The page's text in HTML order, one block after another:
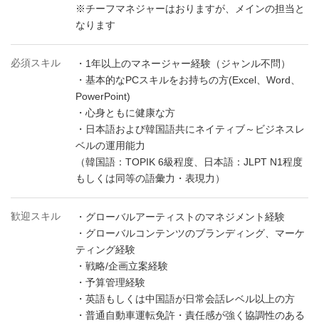
※チーフマネジャーはおりますが、メインの担当と
なります
必須スキル
・1年以上のマネージャー経験（ジャンル不問）
・基本的なPCスキルをお持ちの方(Excel、Word、
PowerPoint)
・心身ともに健康な方
・日本語および韓国語共にネイティブ～ビジネスレ
ベルの運用能力
（韓国語：TOPIK 6級程度、日本語：JLPT N1程度
もしくは同等の語彙力・表現力）
歓迎スキル
・グローバルアーティストのマネジメント経験
・グローバルコンテンツのブランディング、マーケ
ティング経験
・戦略/企画立案経験
・予算管理経験
・英語もしくは中国語が日常会話レベル以上の方
・普通自動車運転免許・責任感が強く協調性のある